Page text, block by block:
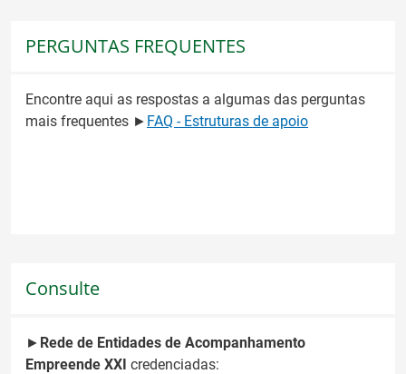
PERGUNTAS FREQUENTES
Encontre aqui as respostas a algumas das perguntas
mais frequentes ► FAQ - Estruturas de apoio
Consulte
► Rede de Entidades de Acompanhamento
Empreende XXI credenciadas: